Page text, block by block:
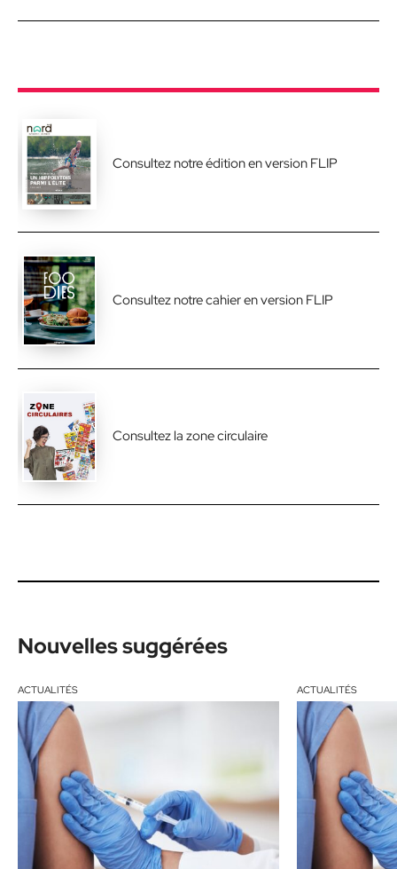
Consultez notre édition en version FLIP
Consultez notre cahier en version FLIP
Consultez la zone circulaire
Nouvelles suggérées
ACTUALITÉS ACTUALITÉS